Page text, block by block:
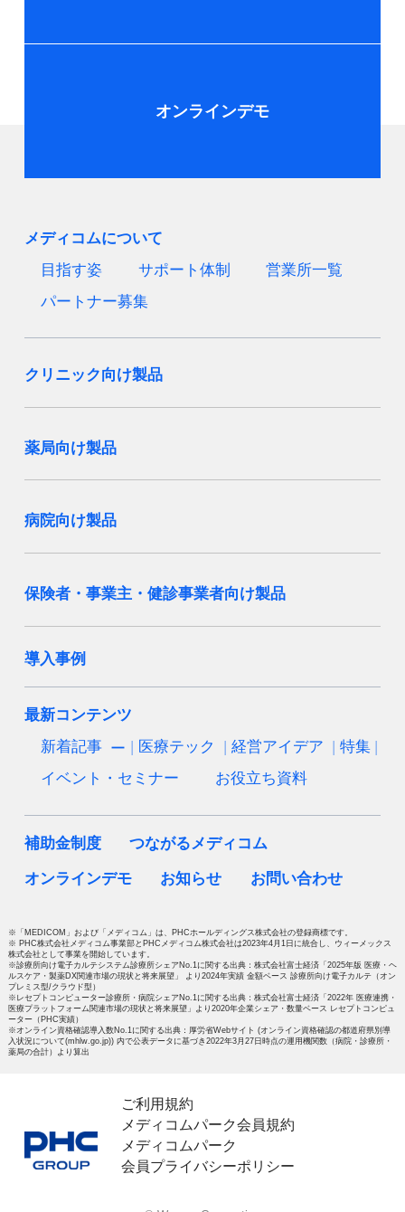
オンラインデモ
メディコムについて
目指す姿
サポート体制
営業所一覧
パートナー募集
クリニック向け製品
薬局向け製品
病院向け製品
保険者・事業主・健診事業者向け製品
導入事例
最新コンテンツ
新着記事
医療テック 経営アイデア
特集
イベント・セミナー
お役立ち資料
補助金制度 つながるメディコム
オンラインデモ お知らせ お問い合わせ
※「MEDICOM」および「メディコム」は、PHCホールディングス株式会社の登録商標です。
※ PHC株式会社メディコム事業部とPHCメディコム株式会社は2023年4月1日に統合し、ウィーメックス
株式会社として事業を開始しています。
※診療所向け電子カルテシステム診療所シェアNo.1に関する出典：株式会社富士経済「2025年版 医療・ヘ
ルスケア・製薬DX関連市場の現状と将来展望」 より2024年実績 金額ベース 診療所向け電子カルテ（オン
プレミス型/クラウド型）
※レセプトコンピューター診療所・病院シェアNo.1に関する出典：株式会社富士経済「2022年 医療連携・
医療プラットフォーム関連市場の現状と将来展望」より2020年企業シェア・数量ベース レセプトコンピュ
ーター（PHC実績）
※オンライン資格確認導入数No.1に関する出典：厚労省Webサイト (オンライン資格確認の都道府県別導
入状況について(mhlw.go.jp)) 内で公表データに基づき2022年3月27日時点の運用機関数（病院・診療所・
薬局の合計）より算出
ご利用規約
メディコムパーク会員規約
メディコムパーク
会員プライバシーポリシー